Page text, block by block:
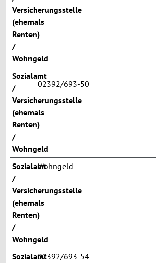
Versicherungsstelle
(ehemals
Renten)
/
Wohngeld
Sozialamt
/
Versicherungsstelle
(ehemals
Renten)
/
Wohngeld
02392/693-50
Sozialamt
/
Versicherungsstelle
(ehemals
Renten)
/
Wohngeld
Wohngeld
Sozialamt02392/693-54